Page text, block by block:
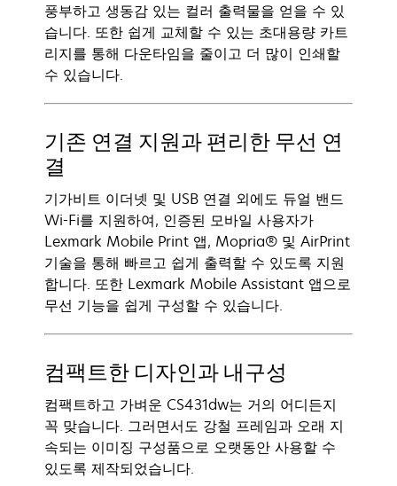
풍부하고 생동감 있는 컬러 출력물을 얻을 수 있
습니다. 또한 쉽게 교체할 수 있는 초대용량 카트
리지를 통해 다운타임을 줄이고 더 많이 인쇄할
수 있습니다.
기존 연결 지원과 편리한 무선 연
결
기가비트 이더넷 및 USB 연결 외에도 듀얼 밴드
Wi-Fi를 지원하여, 인증된 모바일 사용자가
Lexmark Mobile Print 앱, Mopria® 및 AirPrint
기술을 통해 빠르고 쉽게 출력할 수 있도록 지원
합니다. 또한 Lexmark Mobile Assistant 앱으로
무선 기능을 쉽게 구성할 수 있습니다.
컴팩트한 디자인과 내구성
컴팩트하고 가벼운 CS431dw는 거의 어디든지
꼭 맞습니다. 그러면서도 강철 프레임과 오래 지
속되는 이미징 구성품으로 오랫동안 사용할 수
있도록 제작되었습니다.